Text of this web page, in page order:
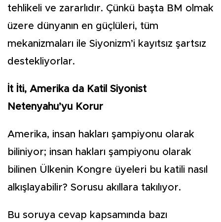
tehlikeli ve zararlıdır. Çünkü başta BM olmak
üzere dünyanın en güçlüleri, tüm
mekanizmaları ile Siyonizm’i kayıtsız şartsız
destekliyorlar.
İt İti, Amerika da Katil Siyonist
Netenyahu’yu Korur
Amerika, insan hakları şampiyonu olarak
biliniyor; insan hakları şampiyonu olarak
bilinen Ülkenin Kongre üyeleri bu katili nasıl
alkışlayabilir? Sorusu akıllara takılıyor.
Bu soruya cevap kapsamında bazı